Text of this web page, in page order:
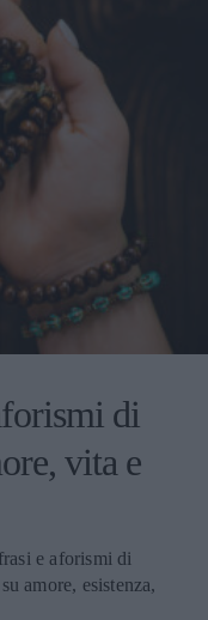
di
vita e
e aforismi di
amore, esistenza,